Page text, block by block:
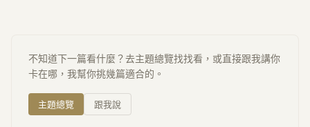
不知道下一篇看什麼？去主題總覽找找看，或直接跟我講你
卡在哪，我幫你挑幾篇適合的。
主題總覽 跟我說